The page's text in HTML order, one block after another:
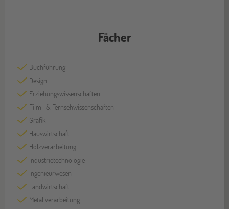
Fächer
Buchführung
Design
Erziehungswissenschaften
Film- & Fernsehwissenschaften
Grafik
Hauswirtschaft
Holzverarbeitung
Industrietechnologie
Ingenieurwesen
Landwirtschaft
Metallverarbeitung